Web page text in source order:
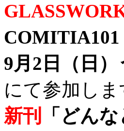
9月2日（日）
にて参加しま
新刊
「どん